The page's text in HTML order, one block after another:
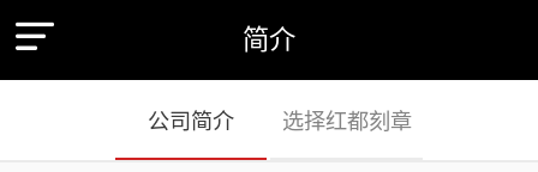
简介
公司简介 选择红都刻章